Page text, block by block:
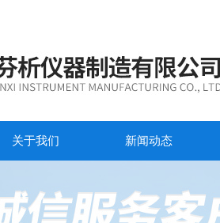
关于我们 新闻动态